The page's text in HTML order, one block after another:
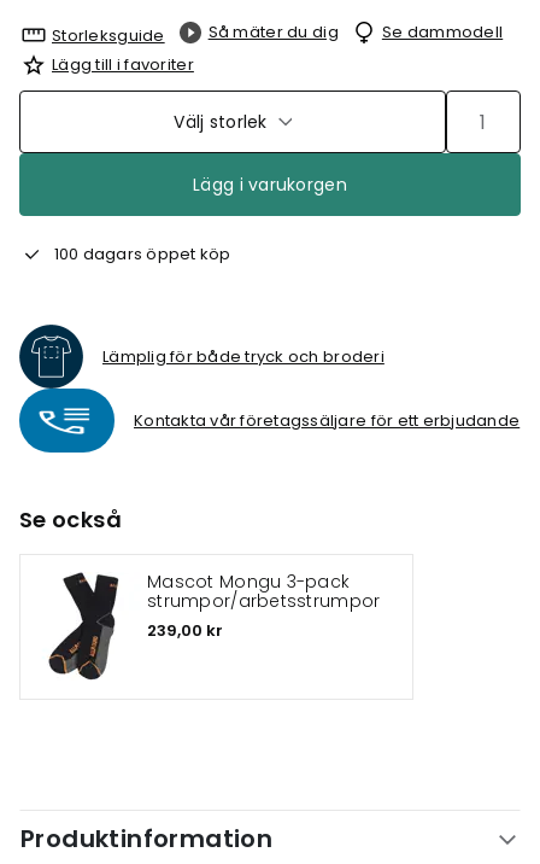
Storleksguide Så mäter du dig
Se dammodell
Lägg till i favoriter
Välj storlek
Lägg i varukorgen
100 dagars öppet köp
Lämplig för både tryck och broderi
Kontakta vår företagssäljare för ett erbjudande
Se också
Mascot Mongu 3-pack
strumpor/arbetsstrumpor
239,00 kr
Produktinformation